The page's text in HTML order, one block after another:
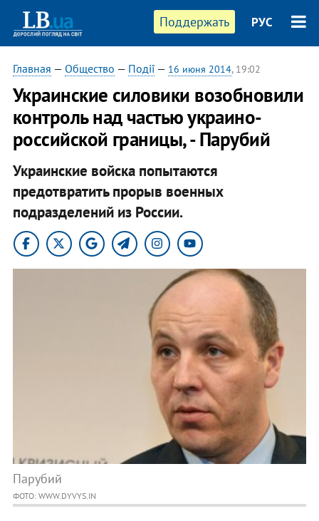
Поддержать РУС
Главная — Общество — Події— 16 июня 2014, 19:02
Украинские силовики возобновили
контроль над частью украино-
российской границы, - Парубий
Украинские войска попытаются
предотвратить прорыв военных
подразделений из России.
Парубий
ФОТО: WWW.DYVYS.IN